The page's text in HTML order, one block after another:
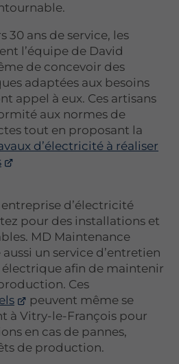
30 ans de service, les
l’équipe de David
de concevoir des
adaptées aux besoins
appel à eux. Ces artisans
aux normes de
tout en proposant la
d’électricité à réaliser
d’électricité
pour des installations et
MD Maintenance
un service d’entretien
afin de maintenir
Ces
peuvent même se
à Vitry-le-François pour
en cas de pannes,
de production.